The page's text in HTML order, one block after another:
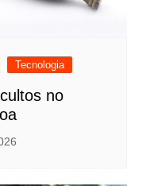
Tecnologia
no